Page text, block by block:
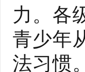
力。各
青少年
法习惯